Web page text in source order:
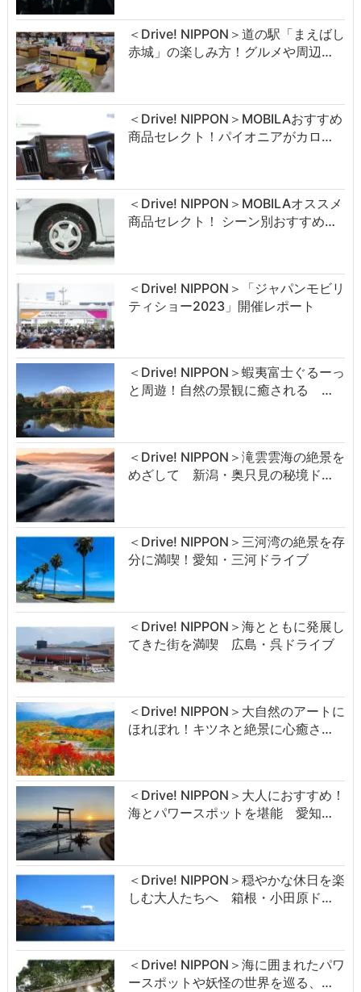
＜Drive! NIPPON＞道の駅「まえばし
赤城」の楽しみ方！グルメや周辺…
＜Drive! NIPPON＞MOBILAおすすめ
商品セレクト！パイオニアがカロ…
＜Drive! NIPPON＞MOBILAオススメ
商品セレクト！ シーン別おすすめ…
＜Drive! NIPPON＞「ジャパンモビリ
ティショー2023」開催レポート
＜Drive! NIPPON＞蝦夷富士ぐるーっ
と周遊！自然の景観に癒される …
＜Drive! NIPPON＞滝雲雲海の絶景を
めざして 新潟・奥只見の秘境ド…
＜Drive! NIPPON＞三河湾の絶景を存
分に満喫！愛知・三河ドライブ
＜Drive! NIPPON＞海とともに発展し
てきた街を満喫 広島・呉ドライブ
＜Drive! NIPPON＞大自然のアートに
ほれぼれ！キツネと絶景に心癒さ…
＜Drive! NIPPON＞大人におすすめ！
海とパワースポットを堪能 愛知…
＜Drive! NIPPON＞穏やかな休日を楽
しむ大人たちへ 箱根・小田原ド…
＜Drive! NIPPON＞海に囲まれたパワ
ースポットや妖怪の世界を巡る、…